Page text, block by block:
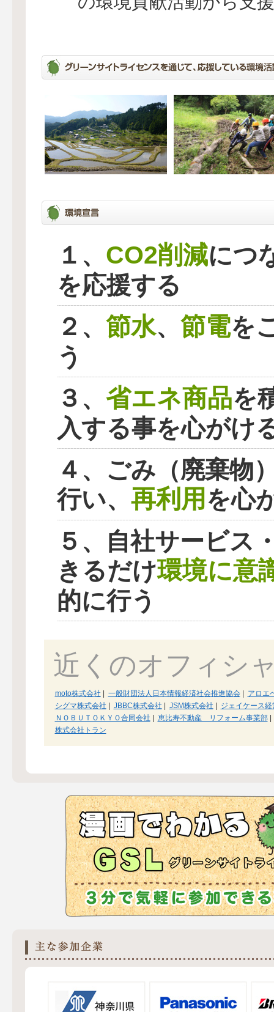
１、 CO2削減につ
を応援する
２、 節水、 節電を
う
３、 省エネ商品を
入する事を心がけ
４、ごみ（廃棄物
行い、 再利用を心
５、自社サービス
きるだけ環境に意
的に行う
近くのオフィシ
moto株式会社 一般財団法人日本情報経済社会推進協会|
アロエ
シグマ株式会社
JBBC株式会社 JSM株式会社
ジェイケース
ＮＯＢＵＴＯＫＹＯ合同会社
恵比寿不動産 リフォーム事業部|
株式会社トラン